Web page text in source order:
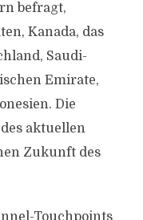
befragt,
Kanada, das
Saudi-
Emirate,
Die
aktuellen
Zukunft des
Touchpoints